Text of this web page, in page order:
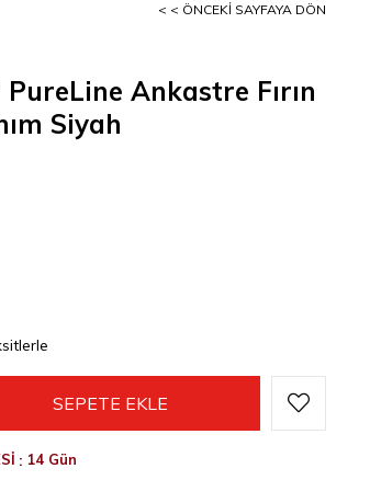
< < ÖNCEKI SAYFAYA DÖN
Ankastre Fırın
Siyah
: 14 Gün